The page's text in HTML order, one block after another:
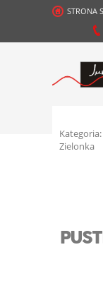
STRONA
Kategoria:
Zielonka